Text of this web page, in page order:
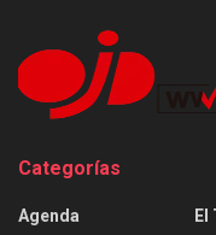
Categorías
Agenda
El